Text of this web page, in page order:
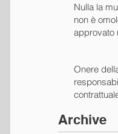
Nulla la
non è
approvato
Onere
Archive